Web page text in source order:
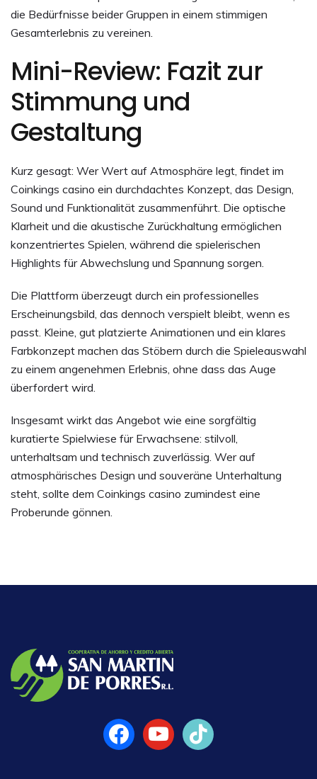
die Bedürfnisse beider Gruppen in einem stimmigen
Gesamterlebnis zu vereinen.
Mini-Review: Fazit zur
Stimmung und
Gestaltung
Kurz gesagt: Wer Wert auf Atmosphäre legt, findet im
Coinkings casino ein durchdachtes Konzept, das Design,
Sound und Funktionalität zusammenführt. Die optische
Klarheit und die akustische Zurückhaltung ermöglichen
konzentriertes Spielen, während die spielerischen
Highlights für Abwechslung und Spannung sorgen.
Die Plattform überzeugt durch ein professionelles
Erscheinungsbild, das dennoch verspielt bleibt, wenn es
passt. Kleine, gut platzierte Animationen und ein klares
Farbkonzept machen das Stöbern durch die Spieleauswahl
zu einem angenehmen Erlebnis, ohne dass das Auge
überfordert wird.
Insgesamt wirkt das Angebot wie eine sorgfältig
kuratierte Spielwiese für Erwachsene: stilvoll,
unterhaltsam und technisch zuverlässig. Wer auf
atmosphärisches Design und souveräne Unterhaltung
steht, sollte dem Coinkings casino zumindest eine
Proberunde gönnen.